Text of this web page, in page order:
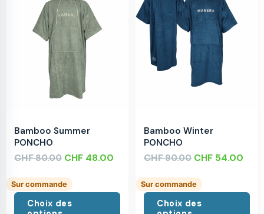
Bamboo Summer
PONCHO
CHF80.00 CHF 48.00
Sur commande
Choix des
Bamboo Winter
PONCHO
CHF90.00 CHF 54.00
Sur commande
Choix des